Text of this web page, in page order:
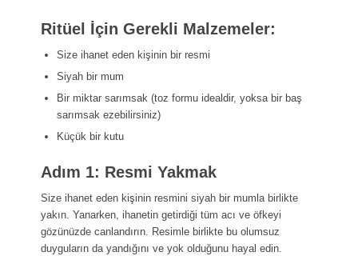
Ritüel İçin Gerekli Malzemeler:
Size ihanet eden kişinin bir resmi
Siyah bir mum
Bir miktar sarımsak (toz formu idealdir, yoksa bir baş
sarımsak ezebilirsiniz)
Küçük bir kutu
Adım 1: Resmi Yakmak
Size ihanet eden kişinin resmini siyah bir mumla birlikte
yakın. Yanarken, ihanetin getirdiği tüm acı ve öfkeyi
gözünüzde canlandırın. Resimle birlikte bu olumsuz
duyguların da yandığını ve yok olduğunu hayal edin.